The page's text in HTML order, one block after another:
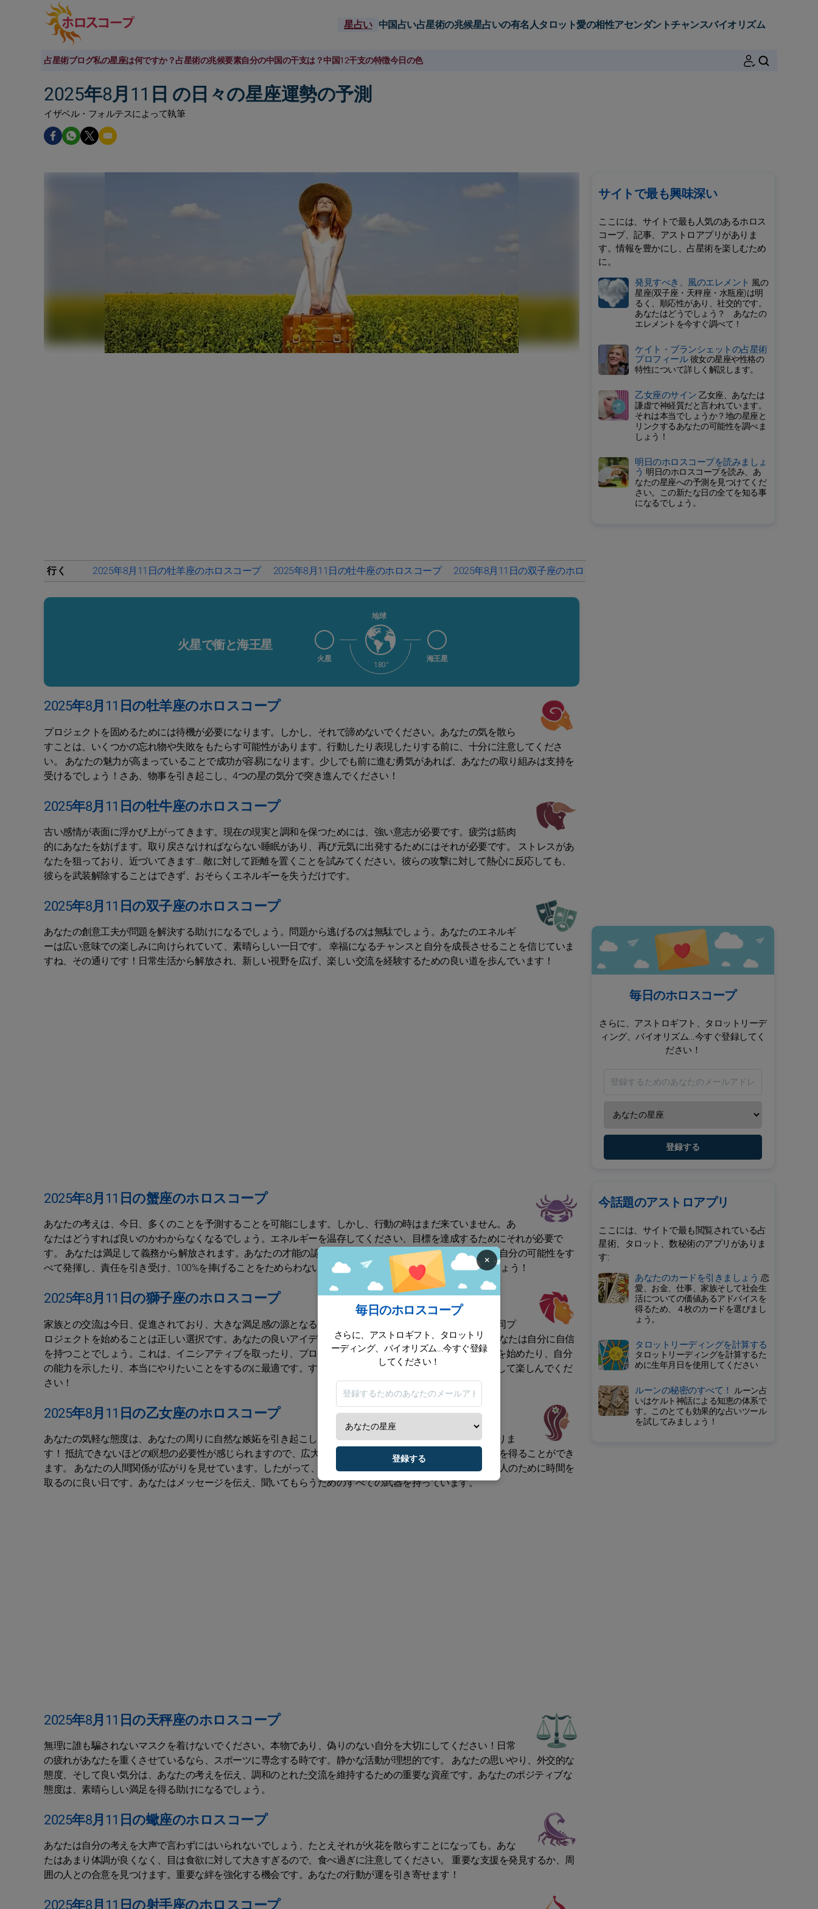
星占い 中国占い占星術の兆候星占いの有名人タロット愛の相性アセンダントチャンスバイオリズム
占星術ブログ私の星座は何ですか？占星術の兆候要素自分の中国の干支は？中国12干支の特徴今日の色
2025年8月11日 の日々の星座運勢の予測
イザベル・フォルテスによって執筆
行く 2025年8月11日の牡羊座のホロスコープ 2025年8月11日の牡牛座のホロスコープ 2025年8月11日の双子座のホロスコープ
火星で衝と海王星
地球
火星 海王星
180°
2025年8月11日の牡羊座のホロスコープ
プロジェクトを固めるためには待機が必要になります。しかし、それで諦めないでください。あなたの気を散ら
すことは、いくつかの忘れ物や失敗をもたらす可能性があります。行動したり表現したりする前に、十分に注意してくださ
い。 あなたの魅力が高まっていることで成功が容易になります。少しでも前に進む勇気があれば、あなたの取り組みは支持を
受けるでしょう！さあ、物事を引き起こし、4つの星の気分で突き進んでください！
2025年8月11日の牡牛座のホロスコープ
古い感情が表面に浮かび上がってきます。現在の現実と調和を保つためには、強い意志が必要です。疲労は筋肉
的にあなたを妨げます。取り戻さなければならない睡眠があり、再び元気に出発するためにはそれが必要です。 ストレスがあ
なたを狙っており、近づいてきます... 敵に対して距離を置くことを試みてください。彼らの攻撃に対して熱心に反応しても、
彼らを武装解除することはできず、おそらくエネルギーを失うだけです。
2025年8月11日の双子座のホロスコープ
あなたの創意工夫が問題を解決する助けになるでしょう。問題から逃げるのは無駄でしょう。あなたのエネルギ
ーは広い意味での楽しみに向けられていて、素晴らしい一日です。 幸福になるチャンスと自分を成長させることを信じていま
すね、その通りです！日常生活から解放され、新しい視野を広げ、楽しい交流を経験するための良い道を歩んでいます！
2025年8月11日の蟹座のホロスコープ
あなたの考えは、今日、多くのことを予測することを可能にします。しかし、行動の時はまだ来ていません。あ
なたはどうすれば良いのかわからなくなるでしょう。エネルギーを温存してください、目標を達成するためにそれが必要で
す。 あなたは満足して義務から解放されます。あなたの才能の認識は手の届くところにあります。だから、自分の可能性をす
べて発揮し、責任を引き受け、100%を捧げることをためらわないでください。あなたの姿勢は報われるでしょう！
2025年8月11日の獅子座のホロスコープ
家族との交流は今日、促進されており、大きな満足感の源となるでしょう。心を開いて話し合い、新しい共同プ
ロジェクトを始めることは正しい選択です。あなたの良いアイデアは大いに評価されるでしょう。 今日、あなたは自分に自信
を持つことでしょう。これは、イニシアティブを取ったり、プロジェクトを完成させたり、新しいアイデアを始めたり、自分
の能力を示したり、本当にやりたいことをするのに最適です。すべてが可能です！さあ、自分の強みを活かして楽しんでくだ
さい！
2025年8月11日の乙女座のホロスコープ
あなたの気軽な態度は、あなたの周りに自然な嫉妬を引き起こします。しかし、成功はあなたの手の中にありま
す！ 抵抗できないほどの瞑想の必要性が感じられますので、広大な景色に目を向けることで、精神的な強さを得ることができ
ます。 あなたの人間関係が広がりを見せています。したがって、今日は自分を表現し、自由に行動し、他の人のために時間を
取るのに良い日です。あなたはメッセージを伝え、聞いてもらうためのすべての武器を持っています。
2025年8月11日の天秤座のホロスコープ
無理に誰も騙されないマスクを着けないでください。本物であり、偽りのない自分を大切にしてください！日常
の疲れがあなたを重くさせているなら、スポーツに専念する時です。静かな活動が理想的です。 あなたの思いやり、外交的な
態度、そして良い気分は、あなたの考えを伝え、調和のとれた交流を維持するための重要な資産です。あなたのポジティブな
態度は、素晴らしい満足を得る助けになるでしょう。
2025年8月11日の蠍座のホロスコープ
あなたは自分の考えを大声で言わずにはいられないでしょう、たとえそれが火花を散らすことになっても。あな
たはあまり体調が良くなく、目は食欲に対して大きすぎるので、食べ過ぎに注意してください。 重要な支援を発見するか、周
囲の人との合意を見つけます。重要な絆を強化する機会です。あなたの行動が運を引き寄せます！
サイトで最も興味深い
ここには、サイトで最も人気のあるホロス
コープ、記事、アストロアプリがありま
す。情報を豊かにし、占星術を楽しむため
に。
発見すべき、風のエレメント 風の
星座(双子座・天秤座・水瓶座)は明
るく、順応性があり、社交的です。
あなたはどうでしょう？ あなたの
エレメントを今すぐ調べて！
ケイト・ブランシェットの占星術
プロフィール彼女の星座や性格の
特性について詳しく解説します。
乙女座のサイン 乙女座、あなたは
謙虚で神経質だと言われています。
それは本当でしょうか？地の星座と
リンクするあなたの可能性を調べま
しょう！
明日のホロスコープを読みましょ
う 明日のホロスコープを読み、あ
なたの星座への予測を見つけてくだ
さい。この新たな日の全てを知る事
になるでしょう。
毎日のホロスコープ
さらに、アストロギフト、タロットリーデ
ィング、バイオリズム...今すぐ登録してく
ださい！
登録する
今話題のアストロアプリ
ここには、サイトで最も閲覧されている占
星術、タロット、数秘術のアプリがありま
す:
あなたのカードを引きましょう 恋
愛、お金、仕事、家族そして社会生
活についての価値あるアドバイスを
得るため、４枚のカードを選びまし
ょう。
タロットリーディングを計算する
タロットリーディングを計算するた
めに生年月日を使用してください
ルーンの秘密のすべて！ ルーン占
いはケルト神話による知恵の体系で
す。このとても効果的な占いツール
を試してみましょう！
×
毎日のホロスコープ
さらに、アストロギフト、タロットリ
ーディング、バイオリズム...今すぐ登録
してください！
登録する